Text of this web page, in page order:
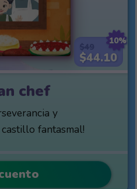
10%
$44.10
chef
y
fantasmal!